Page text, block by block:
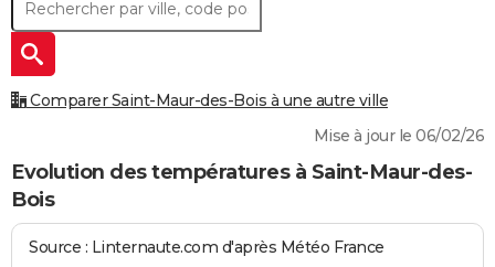
Retraite
Impôts
Epargne
Immobilier
Risques naturels par ville
Banque
Assurance
Crédit
AUTO
Essais
Réserver un essai
Citadines
Berlines
SUV
Forum auto
+
HIGH-TECH
Forum
Aménagement intérieur
Extérieur
Cuisine
Salle de bains
Jardinage
Rangement
+WEEK-END
Guides de France
Escapades
Patrimoine
Expositions
Musées
Week-end nature
+
Art de vivre
Bien-être
Loisirs
Mode
Modes de vie
Comparer Saint-Maur-des-Bois à une autre ville
Mise à jour le 06/02/26
Evolution des températures à Saint-Maur-des-
Bois
Source : Linternaute.com d'après Météo France